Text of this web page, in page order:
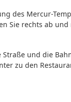
des Mercur-
Sie rechts ab
und die
zu den